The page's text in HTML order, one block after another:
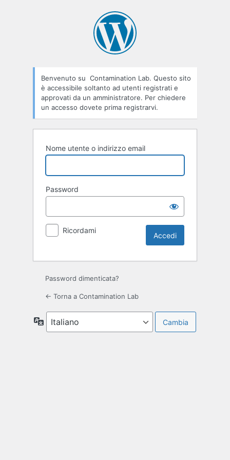
Benvenuto su Contamination Lab. Questo sito
è accessibile soltanto ad utenti registrati e
approvati da un amministratore. Per chiedere
un accesso dovete prima registrarvi.
Nome utente o indirizzo email
Password
Ricordami
Password dimenticata?
← Torna a Contamination Lab
Lingua